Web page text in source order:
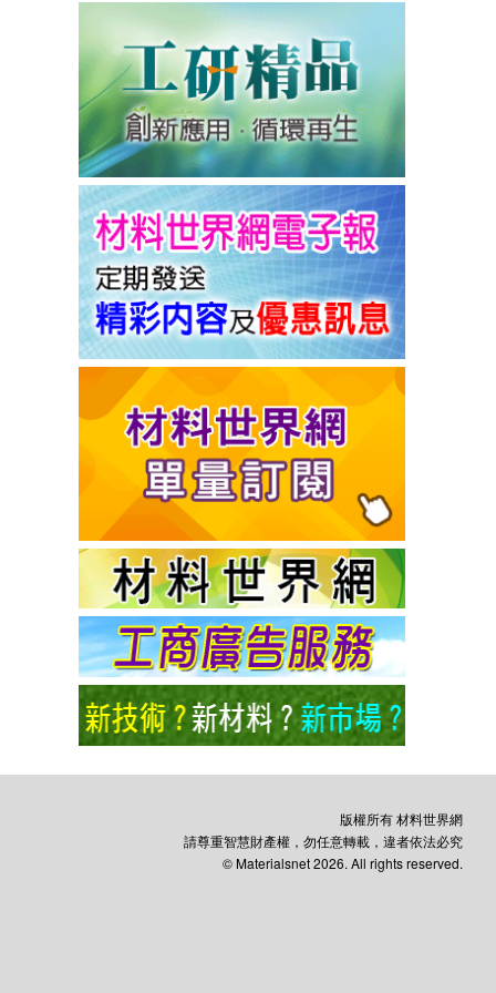
版權所有 材料世界網
請尊重智慧財產權，勿任意轉載，違者依法必究
© Materialsnet 2026. All rights reserved.